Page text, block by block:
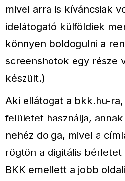
mivel arra is kíváncsiak
idelátogató külföldiek
könnyen boldogulni a
screenshotok egy része
készült.)
Aki ellátogat a bkk.hu-
felületet használja,
nehéz dolga, mivel a
rögtön a digitális
BKK emellett a jobb